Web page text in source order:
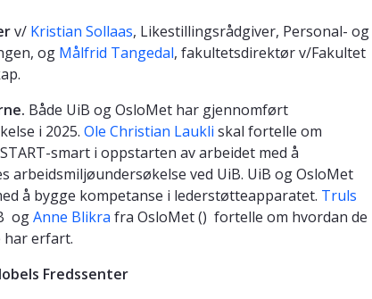
v/ Kristian Sollaas, Likestillingsrådgiver, Personal- og
og Målfrid Tangedal, fakultetsdirektør v/Fakultet
Både UiB og OsloMet har gjennomført
i 2025. Ole Christian Laukli skal fortelle om
smart i oppstarten av arbeidet med å
arbeidsmiljøundersøkelse ved UiB. UiB og OsloMet
å bygge kompetanse i lederstøtteapparatet. Truls
ogAnne Blikra fra OsloMet () fortelle om hvordan de
har erfart.
Fredssenter